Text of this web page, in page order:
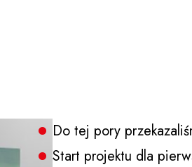
Do tej pory
Start projektu dla